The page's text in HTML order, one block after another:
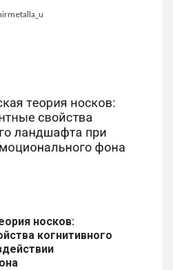
носков:
когнитивного